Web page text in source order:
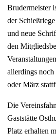
Brudermeister
der
und neue
den
allerdings
oder März
Die
Gaststätte
Platz erhalten